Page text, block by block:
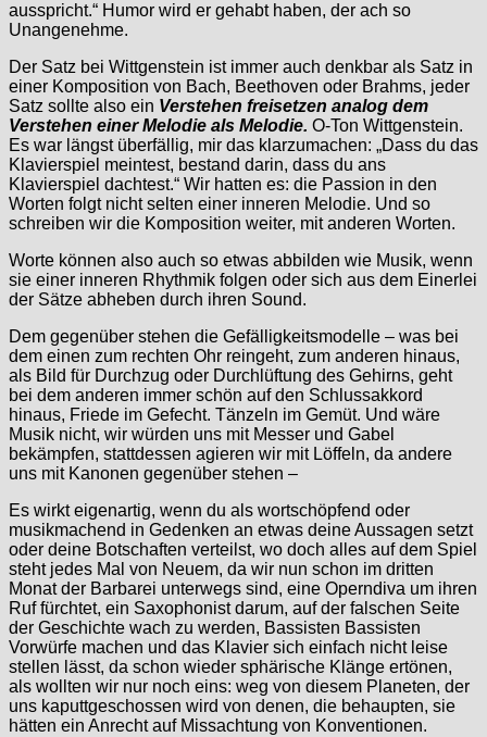
ausspricht.“ Humor wird er gehabt haben, der ach so
Unangenehme.
Der Satz bei Wittgenstein ist immer auch denkbar als Satz in
einer Komposition von Bach, Beethoven oder Brahms, jeder
Satz sollte also ein Verstehen freisetzen analog dem
Verstehen einer Melodie als Melodie. O-Ton Wittgenstein.
Es war längst überfällig, mir das klarzumachen: „Dass du das
Klavierspiel meintest, bestand darin, dass du ans
Klavierspiel dachtest.“ Wir hatten es: die Passion in den
Worten folgt nicht selten einer inneren Melodie. Und so
schreiben wir die Komposition weiter, mit anderen Worten.
Worte können also auch so etwas abbilden wie Musik, wenn
sie einer inneren Rhythmik folgen oder sich aus dem Einerlei
der Sätze abheben durch ihren Sound.
Dem gegenüber stehen die Gefälligkeitsmodelle – was bei
dem einen zum rechten Ohr reingeht, zum anderen hinaus,
als Bild für Durchzug oder Durchlüftung des Gehirns, geht
bei dem anderen immer schön auf den Schlussakkord
hinaus, Friede im Gefecht. Tänzeln im Gemüt. Und wäre
Musik nicht, wir würden uns mit Messer und Gabel
bekämpfen, stattdessen agieren wir mit Löffeln, da andere
uns mit Kanonen gegenüber stehen –
Es wirkt eigenartig, wenn du als wortschöpfend oder
musikmachend in Gedenken an etwas deine Aussagen setzt
oder deine Botschaften verteilst, wo doch alles auf dem Spiel
steht jedes Mal von Neuem, da wir nun schon im dritten
Monat der Barbarei unterwegs sind, eine Operndiva um ihren
Ruf fürchtet, ein Saxophonist darum, auf der falschen Seite
der Geschichte wach zu werden, Bassisten Bassisten
Vorwürfe machen und das Klavier sich einfach nicht leise
stellen lässt, da schon wieder sphärische Klänge ertönen,
als wollten wir nur noch eins: weg von diesem Planeten, der
uns kaputtgeschossen wird von denen, die behaupten, sie
hätten ein Anrecht auf Missachtung von Konventionen.